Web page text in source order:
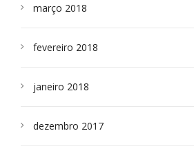
março 2018
fevereiro 2018
janeiro 2018
dezembro 2017